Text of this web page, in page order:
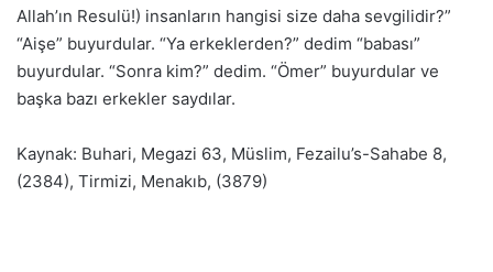
Allah’ın Resulü!) insanların hangisi size daha sevgilidir?”
“Aişe” buyurdular. “Ya erkeklerden?” dedim “babası”
buyurdular. “Sonra kim?” dedim. “Ömer” buyurdular ve
başka bazı erkekler saydılar.
Kaynak: Buhari, Megazi 63, Müslim, Fezailu’s-Sahabe 8,
(2384), Tirmizi, Menakıb, (3879)